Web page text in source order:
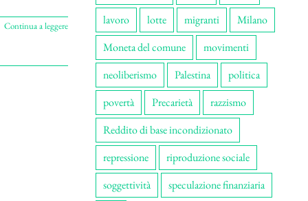
Continua a leggere
lavoro
lotte migranti
Milano
Moneta del comune
movimenti
neoliberismo
Palestina
politica
povertà
Precarietà
razzismo
Reddito di base incondizionato
repressione
riproduzione sociale
soggettività
speculazione finanziaria